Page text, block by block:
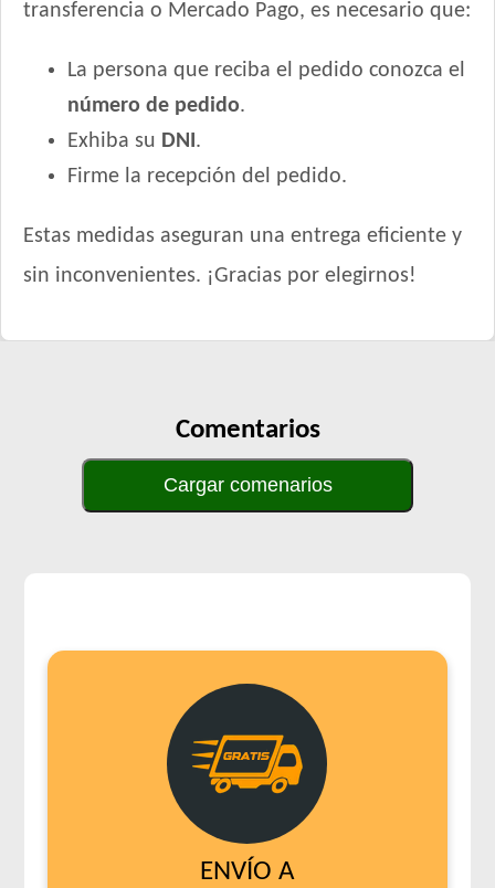
transferencia o Mercado Pago, es necesario que:
La persona que reciba el pedido conozca el
número de pedido.
Exhiba su DNI.
Firme la recepción del pedido.
Estas medidas aseguran una entrega eficiente y
sin inconvenientes. ¡Gracias por elegirnos!
Comentarios
Cargar comenarios
ENVÍO A